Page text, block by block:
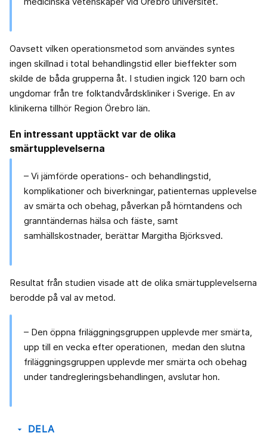
Oavsett vilken operationsmetod som användes syntes
ingen skillnad i total behandlingstid eller bieffekter som
skilde de båda grupperna åt. I studien ingick 120 barn och
ungdomar från tre folktandvårdskliniker i Sverige. En av
klinikerna tillhör Region Örebro län.
En intressant upptäckt var de olika
smärtupplevelserna
– Vi jämförde operations- och behandlingstid,
komplikationer och biverkningar, patienternas upplevelse
av smärta och obehag, påverkan på hörntandens och
granntändernas hälsa och fäste, samt
samhällskostnader, berättar Margitha Björksved.
Resultat från studien visade att de olika smärtupplevelserna
berodde på val av metod.
– Den öppna friläggningsgruppen upplevde mer smärta,
upp till en vecka efter operationen, medan den slutna
friläggningsgruppen upplevde mer smärta och obehag
under tandregleringsbehandlingen, avslutar hon.
arrow_drop_down DELA